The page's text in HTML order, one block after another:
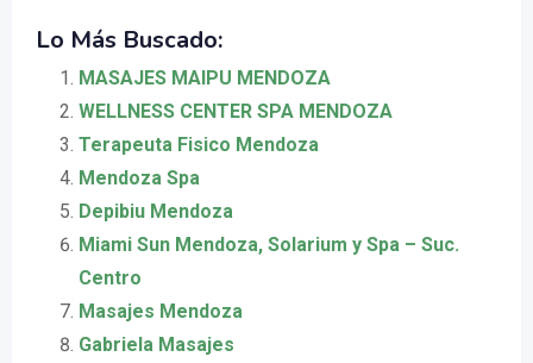
Lo Más Buscado:
MASAJES MAIPU MENDOZA
WELLNESS CENTER SPA MENDOZA
Terapeuta Fisico Mendoza
Mendoza Spa
Depibiu Mendoza
Miami Sun Mendoza, Solarium y Spa – Suc.
Centro
Masajes Mendoza
Gabriela Masajes